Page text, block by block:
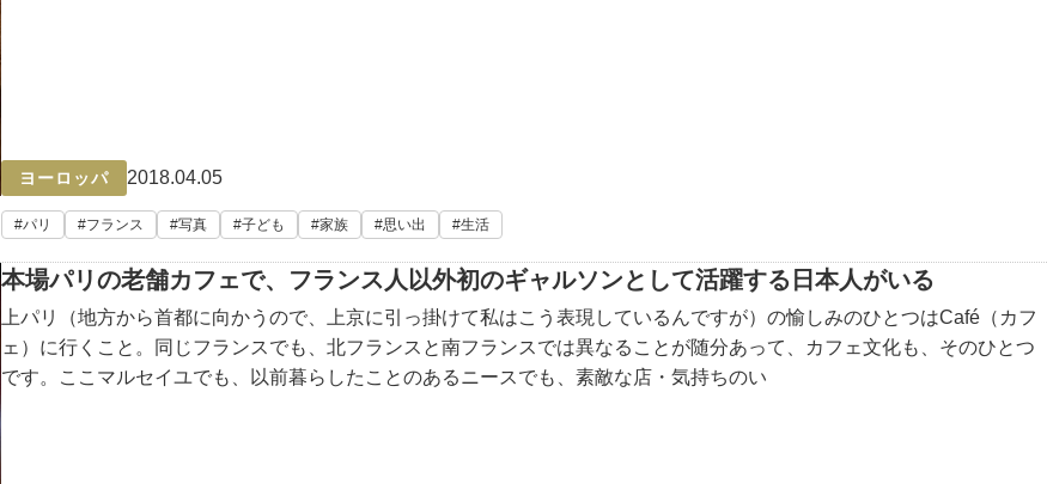
ヨーロッパ 2018.04.05
パリ フランス 写真 子ども 家族 思い出 生活
本場パリの老舗カフェで、フランス人以外初のギャルソンとして活躍する日本人がいる
上パリ（地方から首都に向かうので、上京に引っ掛けて私はこう表現しているんですが）の愉しみのひとつはCafé（カフ
ェ）に行くこと。同じフランスでも、北フランスと南フランスでは異なることが随分あって、カフェ文化も、そのひとつ
です。ここマルセイユでも、以前暮らしたことのあるニースでも、素敵な店・気持ちのい